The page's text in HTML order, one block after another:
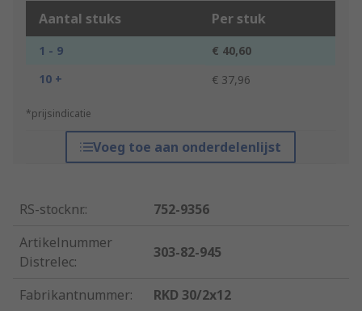
Aantal stuks Per stuk
1 - 9
€ 40,60
10 +
€ 37,96
*prijsindicatie
Voeg toe aan onderdelenlijst
RS-stocknr.:
752-9356
Artikelnummer
Distrelec:
303-82-945
Fabrikantnummer:
RKD 30/2x12